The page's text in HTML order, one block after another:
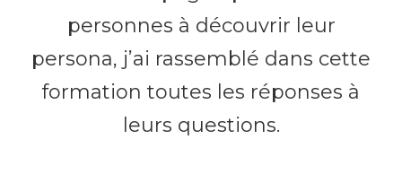
personnes à découvrir leur
persona, j’ai rassemblé dans cette
formation toutes les réponses à
leurs questions.